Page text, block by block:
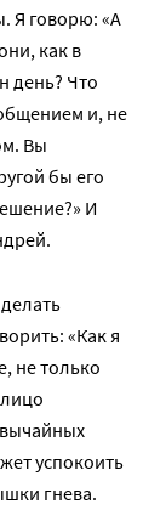
Я говорю: «А
как в
день? Что
и, не
Вы
бы его
И
«Как я
не только
успокоить
гнева.